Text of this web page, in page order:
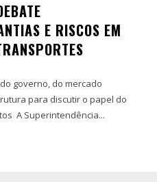
E RISCOS EM
governo, do mercado
para discutir o papel do
seguro na estruturação de projetos A Superintendência...